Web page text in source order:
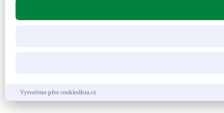
Vytvořeno přes cookieslista.cz